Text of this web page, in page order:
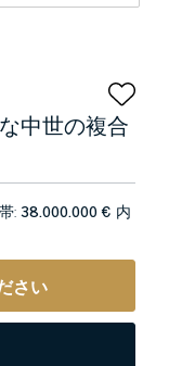
中世の複合
:38.000.000 € 内
さい